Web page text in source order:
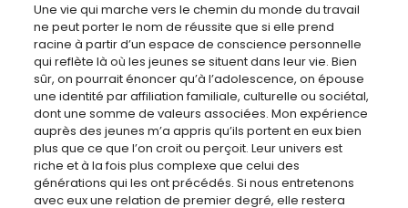
Une vie qui marche vers le chemin du monde du travail
ne peut porter le nom de réussite que si elle prend
racine à partir d’un espace de conscience personnelle
qui reflète là où les jeunes se situent dans leur vie. Bien
sûr, on pourrait énoncer qu’à l’adolescence, on épouse
une identité par affiliation familiale, culturelle ou sociétal,
dont une somme de valeurs associées. Mon expérience
auprès des jeunes m’a appris qu’ils portent en eux bien
plus que ce que l’on croit ou perçoit. Leur univers est
riche et à la fois plus complexe que celui des
générations qui les ont précédés. Si nous entretenons
avec eux une relation de premier degré, elle restera